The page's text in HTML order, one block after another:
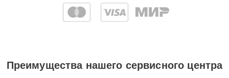
Преимущества нашего сервисного центра